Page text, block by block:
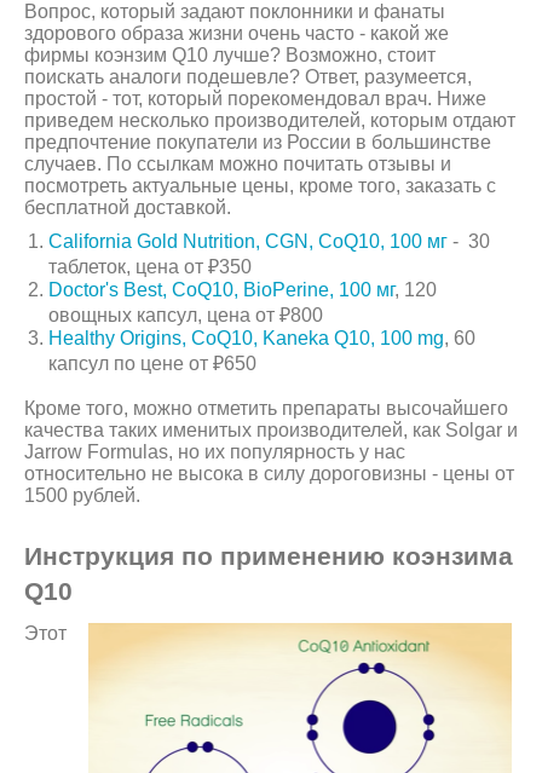
Вопрос, который задают поклонники и фанаты
здорового образа жизни очень часто - какой же
фирмы коэнзим Q10 лучше? Возможно, стоит
поискать аналоги подешевле? Ответ, разумеется,
простой - тот, который порекомендовал врач. Ниже
приведем несколько производителей, которым отдают
предпочтение покупатели из России в большинстве
случаев. По ссылкам можно почитать отзывы и
посмотреть актуальные цены, кроме того, заказать с
бесплатной доставкой.
California Gold Nutrition, CGN, CoQ10, 100 мг - 30
таблеток, цена от ₽350
Doctor's Best, CoQ10, BioPerine, 100 мг, 120
овощных капсул, цена от ₽800
Healthy Origins, CoQ10, Kaneka Q10, 100 mg, 60
капсул по цене от ₽650
Кроме того, можно отметить препараты высочайшего
качества таких именитых производителей, как Solgar и
Jarrow Formulas, но их популярность у нас
относительно не высока в силу дороговизны - цены от
1500 рублей.
Инструкция по применению коэнзима
Q10
Этот